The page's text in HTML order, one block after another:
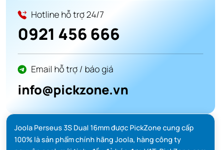
Hotline hỗ trợ 24/7
0921 456 666
Email hỗ trợ / báo giá
info@pickzone.vn
Joola Perseus 3S Dual 16mm được PickZone cung cấp
100% là sản phẩm chính hãng Joola, hàng công ty